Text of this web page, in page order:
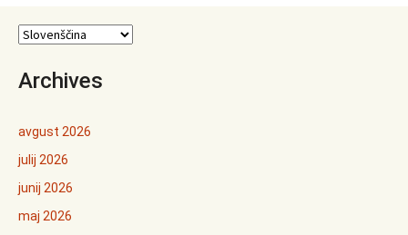
prispevkih
Archives
avgust 2026
julij 2026
junij 2026
maj 2026